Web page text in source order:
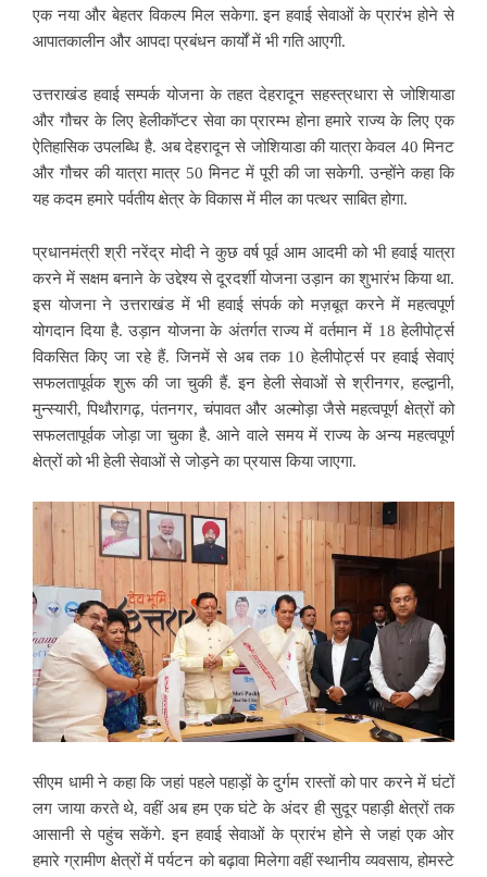
एक नया और बेहतर विकल्प मिल सकेगा. इन हवाई सेवाओं के प्रारंभ होने से
आपातकालीन और आपदा प्रबंधन कार्यों में भी गति आएगी.
उत्तराखंड हवाई सम्पर्क योजना के तहत देहरादून सहस्त्रधारा से जोशियाडा
और गौचर के लिए हेलीकॉप्टर सेवा का प्रारम्भ होना हमारे राज्य के लिए एक
ऐतिहासिक उपलब्धि है. अब देहरादून से जोशियाडा की यात्रा केवल 40 मिनट
और गौचर की यात्रा मात्र 50 मिनट में पूरी की जा सकेगी. उन्होंने कहा कि
यह कदम हमारे पर्वतीय क्षेत्र के विकास में मील का पत्थर साबित होगा.
प्रधानमंत्री श्री नरेंद्र मोदी ने कुछ वर्ष पूर्व आम आदमी को भी हवाई यात्रा
करने में सक्षम बनाने के उद्देश्य से दूरदर्शी योजना उड़ान का शुभारंभ किया था.
इस योजना ने उत्तराखंड में भी हवाई संपर्क को मज़बूत करने में महत्वपूर्ण
योगदान दिया है. उड़ान योजना के अंतर्गत राज्य में वर्तमान में 18 हेलीपोर्ट्स
विकसित किए जा रहे हैं. जिनमें से अब तक 10 हेलीपोर्ट्स पर हवाई सेवाएं
सफलतापूर्वक शुरू की जा चुकी हैं. इन हेली सेवाओं से श्रीनगर, हल्द्वानी,
मुन्स्यारी, पिथौरागढ़, पंतनगर, चंपावत और अल्मोड़ा जैसे महत्वपूर्ण क्षेत्रों को
सफलतापूर्वक जोड़ा जा चुका है. आने वाले समय में राज्य के अन्य महत्वपूर्ण
क्षेत्रों को भी हेली सेवाओं से जोड़ने का प्रयास किया जाएगा.
सीएम धामी ने कहा कि जहां पहले पहाड़ों के दुर्गम रास्तों को पार करने में घंटों
लग जाया करते थे, वहीं अब हम एक घंटे के अंदर ही सुदूर पहाड़ी क्षेत्रों तक
आसानी से पहुंच सकेंगे. इन हवाई सेवाओं के प्रारंभ होने से जहां एक ओर
हमारे ग्रामीण क्षेत्रों में पर्यटन को बढ़ावा मिलेगा वहीं स्थानीय व्यवसाय, होमस्टे